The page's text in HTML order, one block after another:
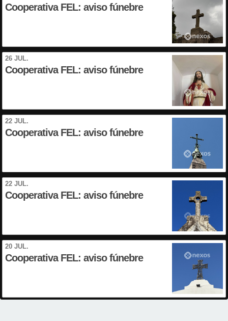
Cooperativa FEL: aviso fúnebre
26 JUL.
Cooperativa FEL: aviso fúnebre
22 JUL.
Cooperativa FEL: aviso fúnebre
22 JUL.
Cooperativa FEL: aviso fúnebre
20 JUL.
Cooperativa FEL: aviso fúnebre